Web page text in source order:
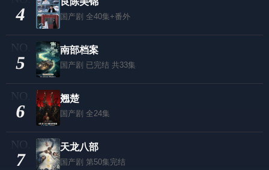
4 国产剧 全40集+番外
5
南部档案
国产剧 已完结 共33集
6
翘楚
国产剧 全24集
7
天龙八部
国产剧 第50集完结